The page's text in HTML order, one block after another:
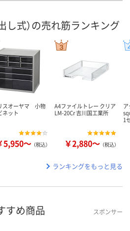
し式）の売れ筋ランキング
スオーヤマ 小物
ネット
5,950～ （税込）
A4ファイルトレー クリア
LM-20Cr 吉川国工業所
￥2,880～ （税込）
1
ランキングをもっと見る
すめ商品 スポンサー